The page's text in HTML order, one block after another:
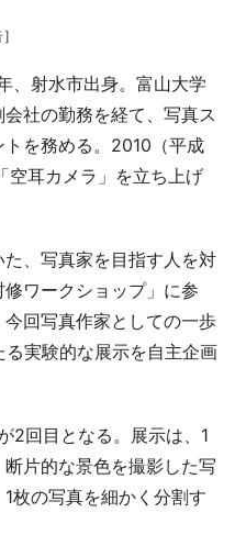
、射水市出身。富山大学
社の勤務を経て、写真ス
を務める。2010（平成
空耳カメラ」を立ち上げ
、写真家を目指す人を対
ワークショップ」に参
回写真作家としての一歩
実験的な展示を自主企画
2回目となる。展示は、1
片的な景色を撮影した写
枚の写真を細かく分割す